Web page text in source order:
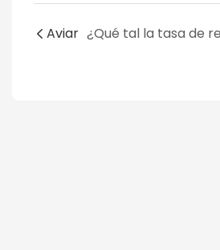
Aviar